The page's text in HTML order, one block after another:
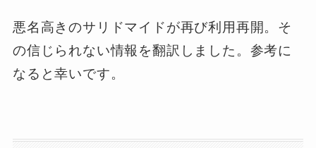
悪名高きのサリドマイドが再び利用再開。そ
の信じられない情報を翻訳しました。参考に
なると幸いです。